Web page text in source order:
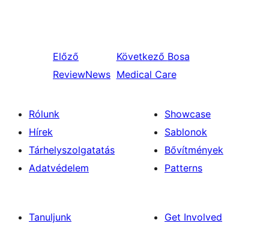
Előző
ReviewNews
Következő Bosa
Medical Care
Rólunk
Hírek
Tárhelyszolgatatás
Adatvédelem
Showcase
Sablonok
Bővítmények
Patterns
Tanuljunk
Get Involved